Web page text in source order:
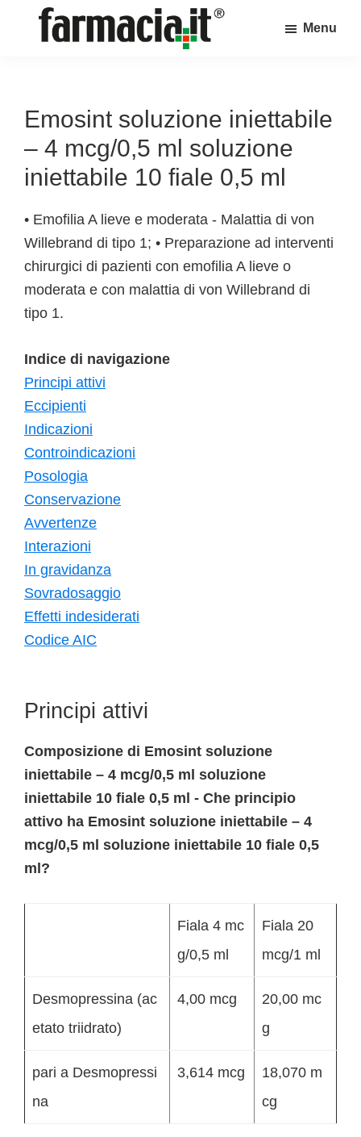
sul
mondo
della
farmacia
Menu
Emosint soluzione iniettabile
– 4 mcg/0,5 ml soluzione
iniettabile 10 fiale 0,5 ml
• Emofilia A lieve e moderata - Malattia di von
Willebrand di tipo 1; • Preparazione ad interventi
chirurgici di pazienti con emofilia A lieve o
moderata e con malattia di von Willebrand di
tipo 1.
Indice di navigazione
Principi attivi
Eccipienti
Indicazioni
Controindicazioni
Posologia
Conservazione
Avvertenze
Interazioni
In gravidanza
Sovradosaggio
Effetti indesiderati
Codice AIC
Principi attivi
Composizione di Emosint soluzione
iniettabile – 4 mcg/0,5 ml soluzione
iniettabile 10 fiale 0,5 ml - Che principio
attivo ha Emosint soluzione iniettabile – 4
mcg/0,5 ml soluzione iniettabile 10 fiale 0,5
ml?
Fiala 4 mc
g/0,5 ml
Fiala 20
mcg/1 ml
Desmopressina (ac
etato triidrato)
4,00 mcg
20,00 mc
g
pari a Desmopressi
na
3,614 mcg
18,070 m
cg